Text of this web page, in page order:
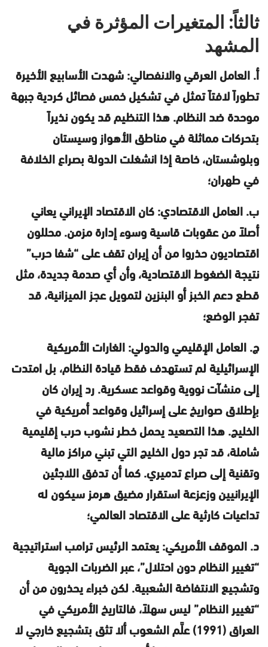
ثالثاً: المتغيرات المؤثرة في
المشهد
أ. العامل العرقي والانفصالي: شهدت الأسابيع الأخيرة
تطوراً لافتاً تمثل في تشكيل خمس فصائل كردية جبهة
موحدة ضد النظام. هذا التنظيم قد يكون نذيراً
بتحركات مماثلة في مناطق الأهواز وسيستان
وبلوشستان، خاصة إذا انشغلت الدولة بصراع الخلافة
في طهران؛
ب. العامل الاقتصادي: كان الاقتصاد الإيراني يعاني
أصلاً من عقوبات قاسية وسوء إدارة مزمن. محللون
اقتصاديون حذروا من أن إيران تقف على “شفا حرب”
نتيجة الضغوط الاقتصادية، وأن أي صدمة جديدة، مثل
قطع دعم الخبز أو البنزين لتمويل عجز الميزانية، قد
تفجر الوضع؛
ج. العامل الإقليمي والدولي: الغارات الأمريكية
الإسرائيلية لم تستهدف فقط قيادة النظام، بل امتدت
إلى منشآت نووية وقواعد عسكرية. رد إيران كان
بإطلاق صواريخ على إسرائيل وقواعد أمريكية في
الخليج. هذا التصعيد يحمل خطر نشوب حرب إقليمية
شاملة، قد تجر دول الخليج التي تبني مراكز مالية
وتقنية إلى صراع تدميري. كما أن تدفق اللاجئين
الإيرانيين وزعزعة استقرار مضيق هرمز سيكون له
تداعيات كارثية على الاقتصاد العالمي؛
د. الموقف الأمريكي: يعتمد الرئيس ترامب استراتيجية
“تغيير النظام دون احتلال”، عبر الضربات الجوية
وتشجيع الانتفاضة الشعبية. لكن خبراء يحذرون من أن
“تغيير النظام” ليس سهلاً، فالتاريخ الأمريكي في
العراق (1991) علَّم الشعوب ألا تثق بتشجيع خارجي لا